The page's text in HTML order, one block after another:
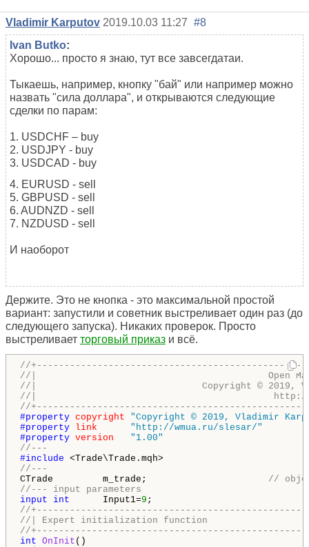
Vladimir Karputov 2019.10.03 11:27 #8
Ivan Butko:
Хорошо... просто я знаю, тут все завсегдатаи.
Тыкаешь, например, кнопку "бай" или например можно
назвать "сила доллара", и открываются следующие
сделки по парам:
1. USDCHF – buy
2. USDJPY - buy
3. USDCAD - buy
4. EURUSD - sell
5. GBPUSD - sell
6. AUDNZD - sell
7. NZDUSD - sell
И наоборот
Держите. Это не кнопка - это максимальной простой
вариант: запустили и советник выстреливает один раз (до
следующего запуска). Никаких проверок. Просто
выстреливает торговый приказ и всё.
//
//|                                          Open
//|                              Copyright ©
//|
//
#property copyright
"Copyright © 2019, Vladimir
#property link
"http://wmua.ru/slesar/"
#property version
"1.00"
//---
#include
//---
CTrade         m_trade; //
//--- input parameters
input
int Input1=9
//
//| Expert initialization function
//
int OnInit ()